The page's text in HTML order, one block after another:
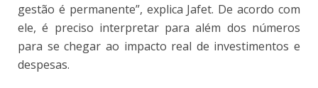
gestão é permanente”, explica Jafet. De acordo com
ele, é preciso interpretar para além dos números
para se chegar ao impacto real de investimentos e
despesas.